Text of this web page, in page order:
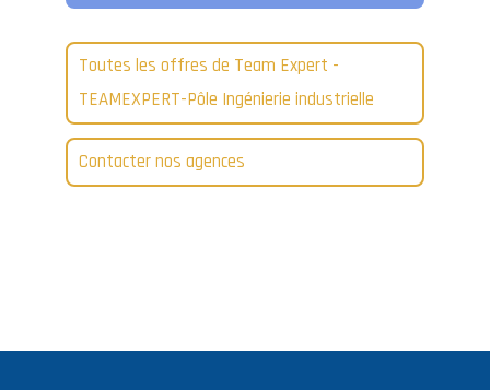
Toutes les offres de Team Expert -
TEAMEXPERT-Pôle Ingénierie industrielle
Contacter nos agences